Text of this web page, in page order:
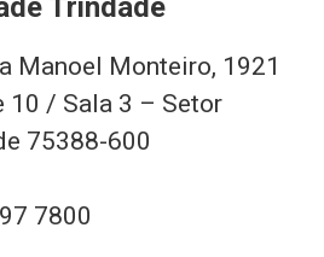
Trindade
Manoel Monteiro, 1921
10 / Sala 3 – Setor
75388-600
7800